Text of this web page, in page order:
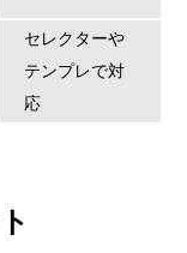
セレクターや
テンプレで対
応